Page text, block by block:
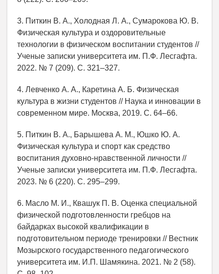
3. Питкин В. А., Холодная Л. А., Сумарокова Ю. В.
Физическая культура и оздоровительные
технологии в физическом воспитании студентов //
Ученые записки университета им. П.Ф. Лесгафта.
2022. № 7 (209). С. 321–327.
4. Левченко А. А., Каретина А. Б. Физическая
культура в жизни студентов // Наука и инновации в
современном мире. Москва, 2019. С. 64–66.
5. Питкин В. А., Барышева А. М., Юшко Ю. А.
Физическая культура и спорт как средство
воспитания духовно-нравственной личности //
Ученые записки университета им. П.Ф. Лесгафта.
2023. № 6 (220). С. 295–299.
6. Масло М. И., Квашук П. В. Оценка специальной
физической подготовленности гребцов на
байдарках высокой квалификации в
подготовительном периоде тренировки // Вестник
Мозырского государственного педагогического
университета им. И.П. Шамякина. 2021. № 2 (58).